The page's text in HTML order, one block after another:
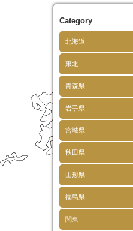
Category
北海道
東北
青森県
岩手県
宮城県
秋田県
山形県
福島県
関東